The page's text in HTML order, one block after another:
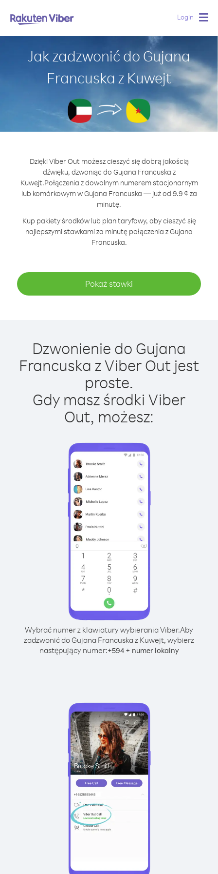
Login
Jak zadzwonić do Gujana
Francuska z Kuwejt
Dzięki Viber Out możesz cieszyć się dobrą jakością
dźwięku, dzwoniąc do Gujana Francuska z
Kuwejt.Połączenia z dowolnym numerem stacjonarnym
lub komórkowym w Gujana Francuska — już od 9.9 ¢ za
minutę.
Kup pakiety środków lub plan taryfowy, aby cieszyć się
najlepszymi stawkami za minutę połączenia z Gujana
Francuska.
Pokaż stawki
Dzwonienie do Gujana
Francuska z Viber Out jest
proste.
Gdy masz środki Viber
Out, możesz:
Wybrać numer z klawiatury wybierania Viber.Aby
zadzwonić do Gujana Francuska z Kuwejt, wybierz
następujący numer:+594+ numer lokalny